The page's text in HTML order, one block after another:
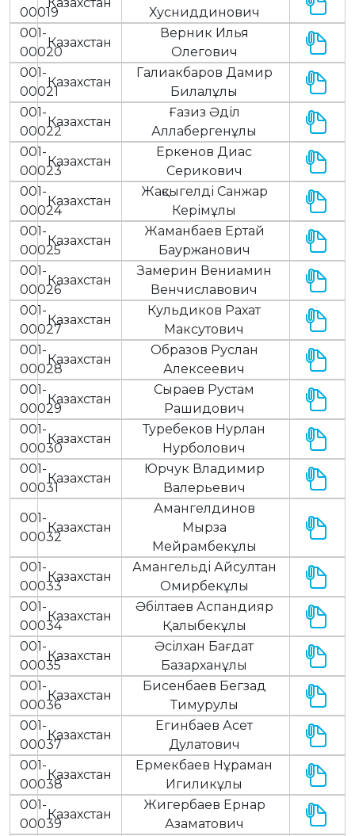
00019
Хусниддинович
001-
00020
Казахстан
Верник Илья
Олегович
001-
00021
Казахстан
Галиакбаров Дамир
Билалұлы
001-
00022
Казахстан
Ғазиз Әділ
Аллабергенұлы
001-
00023
Казахстан
Еркенов Диас
Серикович
001-
00024
Казахстан
Жақсыгелді Санжар
Керімұлы
001-
00025
Казахстан
Жаманбаев Ертай
Бауржанович
001-
00026
Казахстан
Замерин Вениамин
Венчиславович
001-
00027
Казахстан
Кульдиков Рахат
Максутович
001-
00028
Казахстан
Образов Руслан
Алексеевич
001-
00029
Казахстан
Сыраев Рустам
Рашидович
001-
00030
Казахстан
Туребеков Нурлан
Нурболович
001-
00031
Казахстан
Юрчук Владимир
Валерьевич
001-
00032
Казахстан
Амангелдинов
Мырза
Мейрамбекұлы
001-
00033
Казахстан
Амангельді Айсултан
Омирбекұлы
001-
00034
Казахстан
Әбілтаев Аспандияр
Қалыбекұлы
001-
00035
Казахстан
Әсілхан Бағдат
Базарханұлы
001-
00036
Казахстан
Бисенбаев Бегзад
Тимурулы
001-
00037
Казахстан
Егинбаев Асет
Дулатович
001-
00038
Казахстан
Ермекбаев Нұраман
Игиликұлы
001-
00039
Казахстан
Жигербаев Ернар
Азаматович